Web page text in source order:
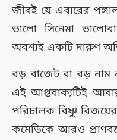
জীবই যে এবারের
ভালো সিনেমা
অবশ্যই একটি দারুণ
বড় বাজেট বা বড় নাম
এই আপ্তবাক্যটিই
পরিচালক বিষ্ণু
কমেডিকে আরও